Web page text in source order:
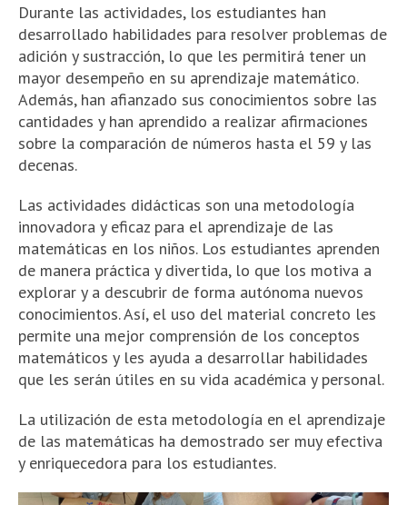
Durante las actividades, los estudiantes han
desarrollado habilidades para resolver problemas de
adición y sustracción, lo que les permitirá tener un
mayor desempeño en su aprendizaje matemático.
Además, han afianzado sus conocimientos sobre las
cantidades y han aprendido a realizar afirmaciones
sobre la comparación de números hasta el 59 y las
decenas.
Las actividades didácticas son una metodología
innovadora y eficaz para el aprendizaje de las
matemáticas en los niños. Los estudiantes aprenden
de manera práctica y divertida, lo que los motiva a
explorar y a descubrir de forma autónoma nuevos
conocimientos. Así, el uso del material concreto les
permite una mejor comprensión de los conceptos
matemáticos y les ayuda a desarrollar habilidades
que les serán útiles en su vida académica y personal.
La utilización de esta metodología en el aprendizaje
de las matemáticas ha demostrado ser muy efectiva
y enriquecedora para los estudiantes.